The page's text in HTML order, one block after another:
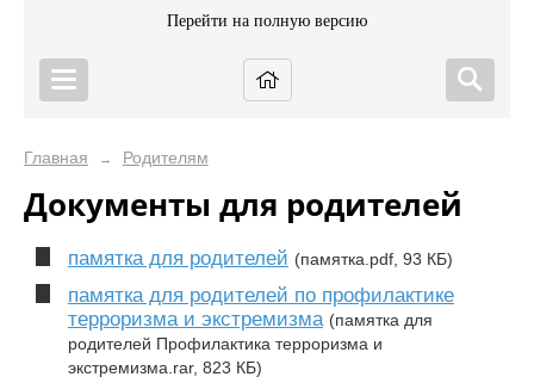
Перейти на полную версию
Главная → Родителям
Документы для родителей
памятка для родителей (памятка.pdf, 93 КБ)
памятка для родителей по профилактике
терроризма и экстремизма (памятка для
родителей Профилактика терроризма и
экстремизма.rar, 823 КБ)